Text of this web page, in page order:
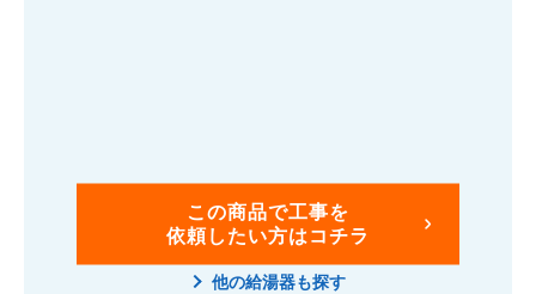
この商品で工事を
依頼したい方はコチラ
他の給湯器も探す